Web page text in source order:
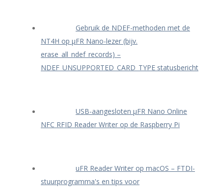
Gebruik de NDEF-methoden met de
NT4H op μFR Nano-lezer (bijv.
erase_all_ndef_records) –
NDEF_UNSUPPORTED_CARD_TYPE statusbericht
USB-aangesloten μFR Nano Online
NFC RFID Reader Writer op de Raspberry Pi
uFR Reader Writer op macOS – FTDI-
stuurprogramma's en tips voor